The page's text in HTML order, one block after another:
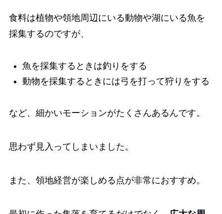
食料は植物や領地周辺にいる動物や湖にいる魚を
採集するのですが、
魚を採集するときは釣りをする
動物を採集するときには弓を打って狩りをする
など、細かいモーションがたくさんあるんです。
思わず見入ってしまいました。
また、領地経営が楽しめる点が非常におすすめ。